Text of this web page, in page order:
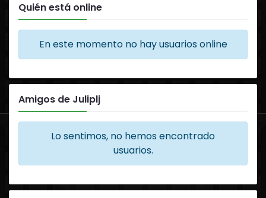
Quién está online
En este momento no hay usuarios online
Amigos de Juliplj
Lo sentimos, no hemos encontrado
usuarios.